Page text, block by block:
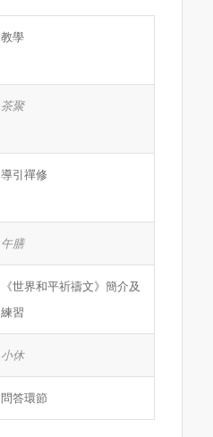
教學
茶聚
導引禪修
午膳
《世界和平祈禱文》簡介及
練習
小休
問答環節